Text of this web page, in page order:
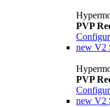
PVP
new V2
PVP
new V2